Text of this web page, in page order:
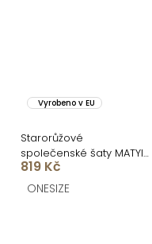
Vyrobeno v EU
Starorůžové
společenské šaty MATYIA
se zavazováním na
ramenech
819 Kč
ONESIZE